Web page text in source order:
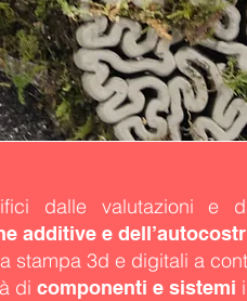
dalle valutazioni e
additive e
stampa 3d e digitali a
di componenti e sistemi